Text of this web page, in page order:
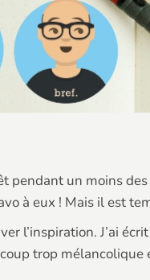
pendant un moins
à eux ! Mais il est
l’inspiration. J’ai
trop